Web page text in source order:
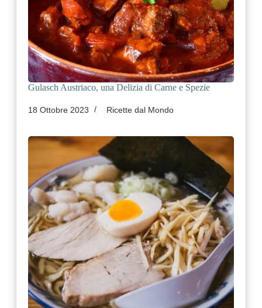
Gulasch Austriaco, una Delizia di Carne e Spezie
18 Ottobre 2023 Ricette dal Mondo